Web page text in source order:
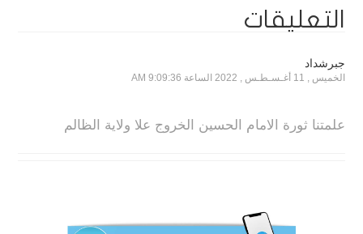
التعليقات
جبرشداد
الخميس , 11 أغـسـطـس , 2022 الساعة 9:09:36 AM
علمتنا ثورة الامام الحسين الخروج علا ولاية الظالم